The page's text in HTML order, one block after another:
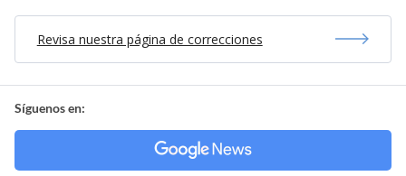
Revisa nuestra página de correcciones
Síguenos en: